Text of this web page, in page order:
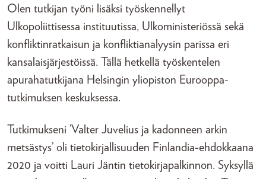
Olen tutkijan työni lisäksi työskennellyt
Ulkopoliittisessa instituutissa, Ulkoministeriössä sekä
konfliktinratkaisun ja konfliktianalyysin parissa eri
kansalaisjärjestöissä. Tällä hetkellä työskentelen
apurahatutkijana Helsingin yliopiston Eurooppa-
tutkimuksen keskuksessa.
Tutkimukseni ’Valter Juvelius ja kadonneen arkin
metsästys’ oli tietokirjallisuuden Finlandia-ehdokkaana
2020 ja voitti Lauri Jäntin tietokirjapalkinnon. Syksyllä